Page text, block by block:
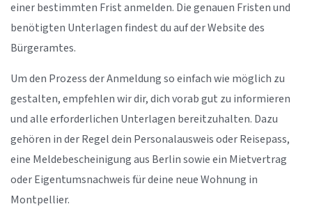
einer bestimmten Frist anmelden. Die genauen Fristen und
benötigten Unterlagen findest du auf der Website des
Bürgeramtes.
Um den Prozess der Anmeldung so einfach wie möglich zu
gestalten, empfehlen wir dir, dich vorab gut zu informieren
und alle erforderlichen Unterlagen bereitzuhalten. Dazu
gehören in der Regel dein Personalausweis oder Reisepass,
eine Meldebescheinigung aus Berlin sowie ein Mietvertrag
oder Eigentumsnachweis für deine neue Wohnung in
Montpellier.